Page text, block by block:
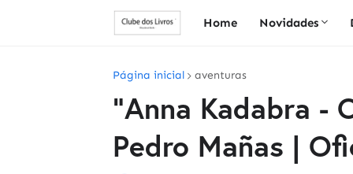
Home Novidades
Página inicial aventuras
"Anna Kadabra -
Pedro Mañas |